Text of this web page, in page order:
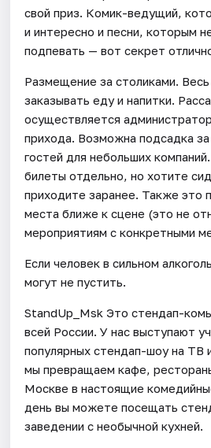
свой приз. Комик-ведущий,
и интересно и песни, которым
подпевать — вот секрет
Размещение за столиками.
заказывать еду и напитки.
осуществляется
прихода. Возможна подсадка
гостей для небольших
билеты отдельно, но хотите
приходите заранее. Также это
места ближе к сцене (это не
мероприятиям с конкретными
Если человек в сильном
могут не пустить.
StandUp_Msk Это стендап-
всей России. У нас выступают
популярных стендап-шоу на ТВ
мы превращаем кафе,
Москве в настоящие
день вы можете посещать
заведении с необычной кухней.